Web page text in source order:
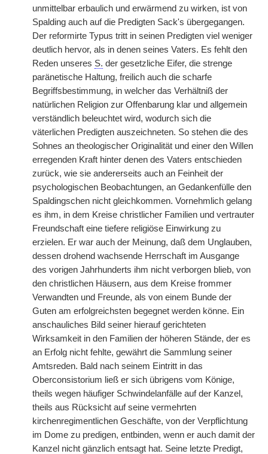
unmittelbar erbaulich und erwärmend zu wirken, ist von
Spalding auch auf die Predigten Sack's übergegangen.
Der reformirte Typus tritt in seinen Predigten viel weniger
deutlich hervor, als in denen seines Vaters. Es fehlt den
Reden unseres S. der gesetzliche Eifer, die strenge
paränetische Haltung, freilich auch die scharfe
Begriffsbestimmung, in welcher das Verhältniß der
natürlichen Religion zur Offenbarung klar und allgemein
verständlich beleuchtet wird, wodurch sich die
väterlichen Predigten auszeichneten. So stehen die des
Sohnes an theologischer Originalität und einer den Willen
erregenden Kraft hinter denen des Vaters entschieden
zurück, wie sie andererseits auch an Feinheit der
psychologischen Beobachtungen, an Gedankenfülle den
Spaldingschen nicht gleichkommen. Vornehmlich gelang
es ihm, in dem Kreise christlicher Familien und vertrauter
Freundschaft eine tiefere religiöse Einwirkung zu
erzielen. Er war auch der Meinung, daß dem Unglauben,
dessen drohend wachsende Herrschaft im Ausgange
des vorigen Jahrhunderts ihm nicht verborgen blieb, von
den christlichen Häusern, aus dem Kreise frommer
Verwandten und Freunde, als von einem Bunde der
Guten am erfolgreichsten begegnet werden könne. Ein
anschauliches Bild seiner hierauf gerichteten
Wirksamkeit in den Familien der höheren Stände, der es
an Erfolg nicht fehlte, gewährt die Sammlung seiner
Amtsreden. Bald nach seinem Eintritt in das
Oberconsistorium ließ er sich übrigens vom Könige,
theils wegen häufiger Schwindelanfälle auf der Kanzel,
theils aus Rücksicht auf seine vermehrten
kirchenregimentlichen Geschäfte, von der Verpflichtung
im Dome zu predigen, entbinden, wenn er auch damit der
Kanzel nicht gänzlich entsagt hat. Seine letzte Predigt,